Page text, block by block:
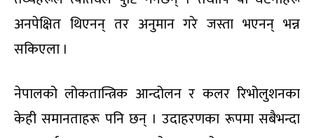
अनपेक्षित थिएनन् तर अनुमान गरे जस्ता भएनन् भन्न
सकिएला ।
नेपालको लोकतान्त्रिक आन्दोलन र कलर रिभोलुशनका
केही समानताहरू पनि छन् । उदाहरणका रूपमा सबैभन्दा